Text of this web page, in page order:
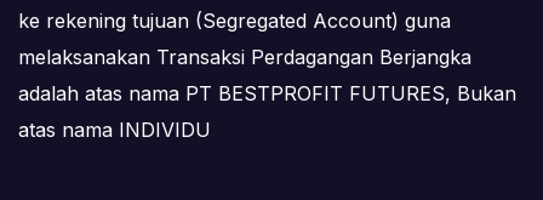
ke rekening tujuan (Segregated Account) guna
melaksanakan Transaksi Perdagangan Berjangka
adalah atas nama PT BESTPROFIT FUTURES, Bukan
atas nama INDIVIDU